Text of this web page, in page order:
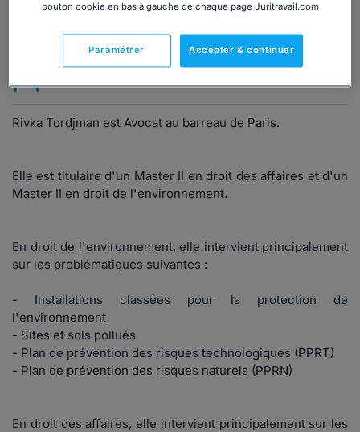
Vous êtes avocat ?
Présentation
Rivka Tordjman est Avocat au barreau de Paris.
Elle est titulaire d'un Master II en droit des affaires et d'un
Master II en droit de l'environnement.
En droit de l'environnement, elle intervient principalement
sur les problématiques suivantes :
- Installations classées pour la protection de
l'environnement
- Sites et sols pollués
- Plan de prévention des risques technologiques (PPRT)
- Plan de prévention des risques naturels (PPRN)
En droit des affaires, elle intervient principalement sur les
bouton cookie en bas à gauche de chaque page Juritravail.com
Accepter & continuer
Paramétrer